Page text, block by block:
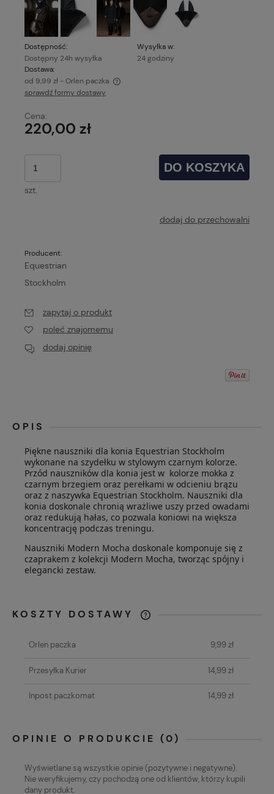
Dostępność:
Dostępny 24h wysyłka
Wysyłka w:
24 godziny
Dostawa:
od 9,99 zł - Orlen paczka
Cena nie zawiera ewentualnych kosztów płatności
sprawdź formy dostawy
Cena:
220,00 zł
szt.
DO KOSZYKA
dodaj do przechowalni
Producent:
Equestrian
Stockholm
zapytaj o produkt
poleć znajomemu
dodaj opinię
OPIS
Piękne nauszniki dla konia Equestrian Stockholm
wykonane na szydełku w stylowym czarnym kolorze.
Przód nauszników dla konia jest w kolorze mokka z
czarnym brzegiem oraz perełkami w odcieniu brązu
oraz z naszywka Equestrian Stockholm. Nauszniki dla
konia doskonale chronią wrażliwe uszy przed owadami
oraz redukują hałas, co pozwala koniowi na większa
koncentrację podczas treningu.
Nauszniki Modern Mocha doskonale komponuje się z
czaprakem z kolekcji Modern Mocha, tworząc spójny i
elegancki zestaw.
KOSZTY DOSTAWY
KOSZTÓW PŁATNOŚCI
Orlen paczka 9,99 zł
Przesyłka Kurier 14,99 zł
Inpost paczkomat 14,99 zł
OPINIE O PRODUKCIE (0)
Wyświetlane są wszystkie opinie (pozytywne i negatywne).
Nie weryfikujemy, czy pochodzą one od klientów, którzy kupili
dany produkt.